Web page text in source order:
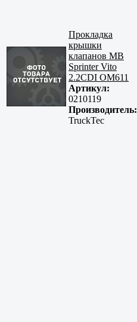
Прокладка
крышки
клапанов MB
Sprinter Vito
2.2CDI OM611
Артикул:
0210119
Производитель:
TruckTec